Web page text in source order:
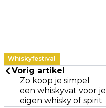
Whiskyfestival
Vorig artikel
Zo koop je simpel
een whiskyvat voor je
eigen whisky of spirit